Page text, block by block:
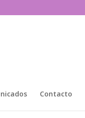
Contacto